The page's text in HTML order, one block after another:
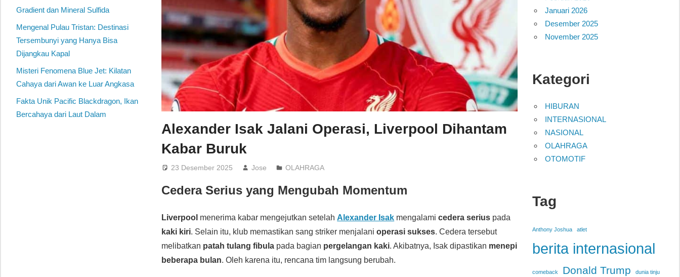
Alexander Isak Jalani Operasi, Liverpool Dihantam
Kabar Buruk
23 Desember 2025 Jose OLAHRAGA
Cedera Serius yang Mengubah Momentum
Liverpool menerima kabar mengejutkan setelah Alexander Isak mengalamicedera serius pada
kaki kiri. Selain itu, klub memastikan sang striker menjalanioperasi sukses. Cedera tersebut
melibatkan patah tulang fibula pada bagian pergelangan kaki. Akibatnya, Isak dipastikan menepi
beberapa bulan. Oleh karena itu, rencana tim langsung berubah.
Gradient dan Mineral Sulfida
Mengenal Pulau Tristan: Destinasi
Tersembunyi yang Hanya Bisa
Dijangkau Kapal
Misteri Fenomena Blue Jet: Kilatan
Cahaya dari Awan ke Luar Angkasa
Fakta Unik Pacific Blackdragon, Ikan
Bercahaya dari Laut Dalam
Januari 2026
Desember 2025
November 2025
Kategori
HIBURAN
INTERNASIONAL
NASIONAL
OLAHRAGA
OTOMOTIF
Tag
Anthony Joshua atlet
berita internasional
comeback Donald Trump dunia tinju